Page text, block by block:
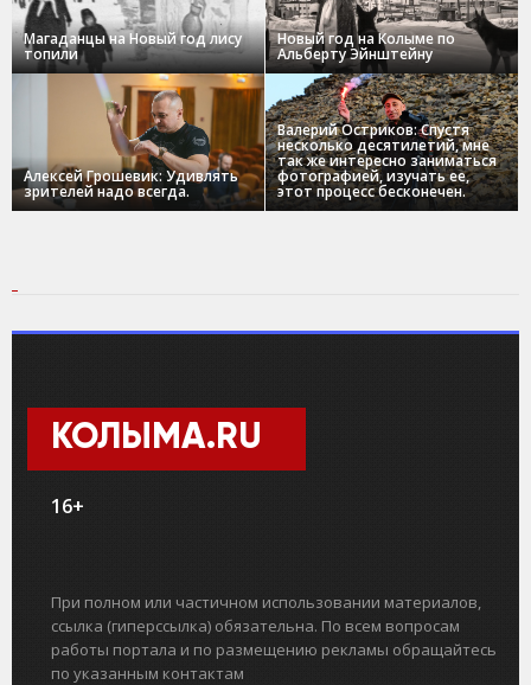
Магаданцы на Новый год лису
топили
Новый год на Колыме по
Альберту Эйнштейну
Алексей Грошевик: Удивлять
зрителей надо всегда.
Валерий Остриков: Спустя
несколько десятилетий, мне
так же интересно заниматься
фотографией, изучать ее,
этот процесс бесконечен.
КОЛЫМА.RU
16+
При полном или частичном использовании материалов,
ссылка (гиперссылка) обязательна. По всем вопросам
работы портала и по размещению рекламы обращайтесь
по указанным контактам